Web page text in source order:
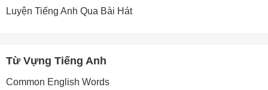
Luyện Tiếng Anh Qua Bài Hát
Từ Vựng Tiếng Anh
Common English Words